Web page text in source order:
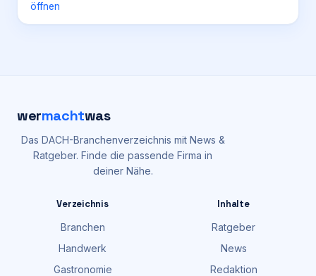
öffnen
wermachtwas
Das DACH-Branchenverzeichnis mit News &
Ratgeber. Finde die passende Firma in
deiner Nähe.
Verzeichnis
Branchen
Handwerk
Gastronomie
Inhalte
Ratgeber
News
Redaktion